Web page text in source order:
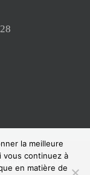
Sûre 2021 © Tous
| Powered by
la meilleure
vous continuez à
en matière de